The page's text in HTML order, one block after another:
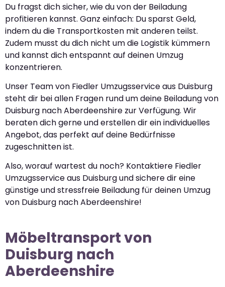
Du fragst dich sicher, wie du von der Beiladung
profitieren kannst. Ganz einfach: Du sparst Geld,
indem du die Transportkosten mit anderen teilst.
Zudem musst du dich nicht um die Logistik kümmern
und kannst dich entspannt auf deinen Umzug
konzentrieren.
Unser Team von Fiedler Umzugsservice aus Duisburg
steht dir bei allen Fragen rund um deine Beiladung von
Duisburg nach Aberdeenshire zur Verfügung. Wir
beraten dich gerne und erstellen dir ein individuelles
Angebot, das perfekt auf deine Bedürfnisse
zugeschnitten ist.
Also, worauf wartest du noch? Kontaktiere Fiedler
Umzugsservice aus Duisburg und sichere dir eine
günstige und stressfreie Beiladung für deinen Umzug
von Duisburg nach Aberdeenshire!
Möbeltransport von
Duisburg nach
Aberdeenshire